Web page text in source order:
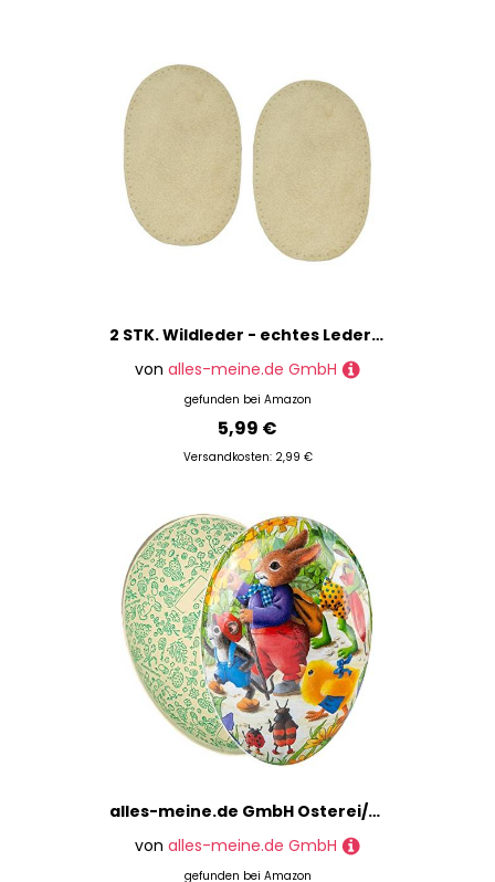
2 STK. Wildleder - echtes Leder - Flicken - beige/Hellbraun - 10 cm * 15,5 cm - oval - Aufnäher zum Aufnähen/Applikation XL Format - Wildlederapplikat..
von alles-meine.de GmbH
gefunden bei Amazon
5,99 €
Versandkosten: 2,99 €
alles-meine.de GmbH Osterei/Ei zum befüllen Anzahl frei wählbar Hase beim Osterspaziergang - 15 cm - Füll - Pappei - Deko Pappe Papp Pappeier Dekoei Pappostereier Füllen / ..
von alles-meine.de GmbH
gefunden bei Amazon